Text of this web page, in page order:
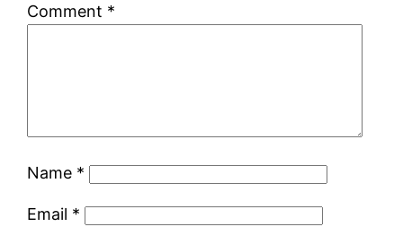
Comment *
Name *
Email *